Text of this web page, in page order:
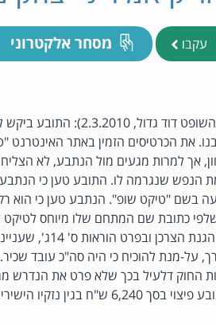
עקבו מסחר אלקטרוני
(פסק-דין, שלום כפר-סבא,
את הכרטיסים הזמין באתר
אך למרות מגעים מול הנתבע, לא
הנפש שנגרמה לו. התובע טען כי
בשם "טיקט שופ". הנתבע טען כי הוא
כתובת שם המתחם שלו מיוחס
בנושא המחלוקת
על-מנת להוכיח כי היה סה"כ עובד
החוק דלעיל בכך שלא פרט את הנדרש